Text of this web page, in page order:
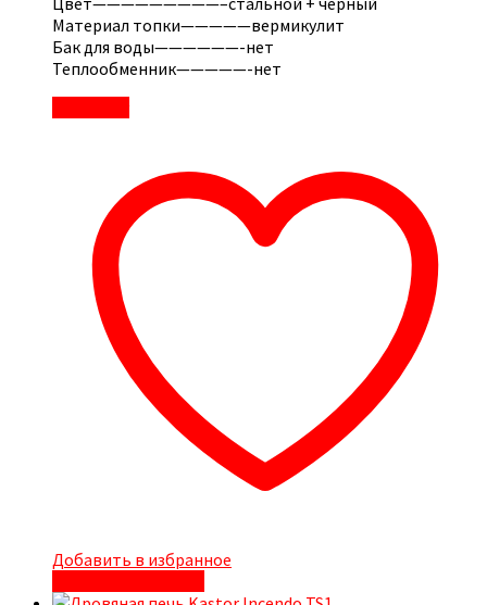
Материал топки—————вермикулит
Бак для воды——————-нет
Теплообменник—————-нет
Добавить в избранное